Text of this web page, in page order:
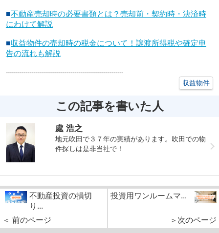
■不動産売却時の必要書類とは？売却前・契約時・決済時
にわけて解説
■収益物件の売却時の税金について！譲渡所得税や確定申
告の流れも解説
------------------------------------------------------------
収益物件
この記事を書いた人
處 浩之
地元吹田で３７年の実績があります。吹田での物
件探しは是非当社で！
不動産投資の損切
り...
＜ 前のページ
投資用ワンルームマ...
＞次のページ